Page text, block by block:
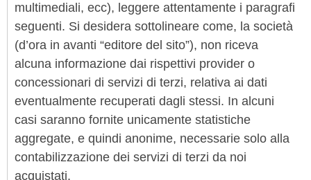
multimediali, ecc), leggere attentamente i paragrafi
seguenti. Si desidera sottolineare come, la società
(d’ora in avanti “editore del sito”), non riceva
alcuna informazione dai rispettivi provider o
concessionari di servizi di terzi, relativa ai dati
eventualmente recuperati dagli stessi. In alcuni
casi saranno fornite unicamente statistiche
aggregate, e quindi anonime, necessarie solo alla
contabilizzazione dei servizi di terzi da noi
acquistati.